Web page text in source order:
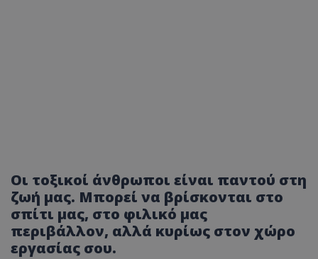
Οι τοξικοί άνθρωποι είναι παντού στη
ζωή μας. Μπορεί να βρίσκονται στο
σπίτι μας, στο φιλικό μας
περιβάλλον, αλλά κυρίως στον χώρο
εργασίας σου.